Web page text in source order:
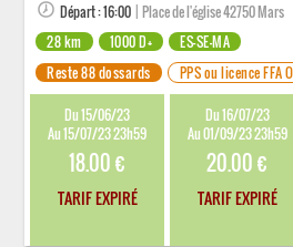
Départ : 16:00 | Place de l'église 42750 Mars
28 km
1000 D+
ES-SE-MA
Reste 88 dossards
PPS ou licence FFA
Du 15/06/23
Au 15/07/23 23h59
18.00 €
TARIF EXPIRÉ
Du 16/07/23
Au 01/09/23 23h59
20.00 €
TARIF EXPIRÉ